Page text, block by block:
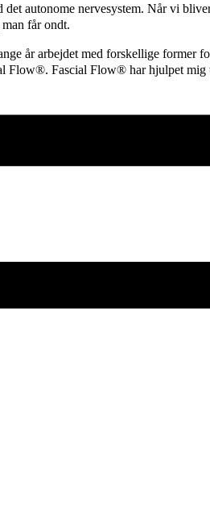
autonome nervesystem. Når vi
får ondt.
år arbejdet med forskellige former
Flow®. Fascial Flow® har hjulpet